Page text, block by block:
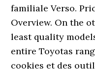
familiale Verso.
Overview. On the
least quality
entire Toyotas
cookies et des